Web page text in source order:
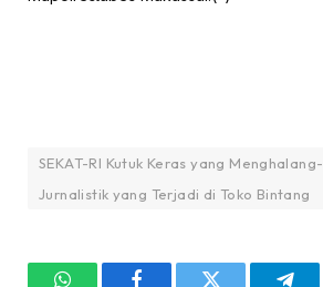
SEKAT-RI Kutuk Keras yang
Jurnalistik yang Terjadi di Toko Bintang